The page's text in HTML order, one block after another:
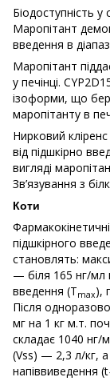
Біодоступність
Маропітант
введення в
Маропітант
у печінці.
ізоформи, що
маропітанту в
Нирковий
від підшкірно
вигляді
Зв’язування з
Коти
підшкірного
становлять:
— біля 165 нг/мл
введення (Tmax),
Після
мг на 1 кг м.т.
складає 1040 нг/
(Vss) — 2,3 л/кг,
напіввиведення (t